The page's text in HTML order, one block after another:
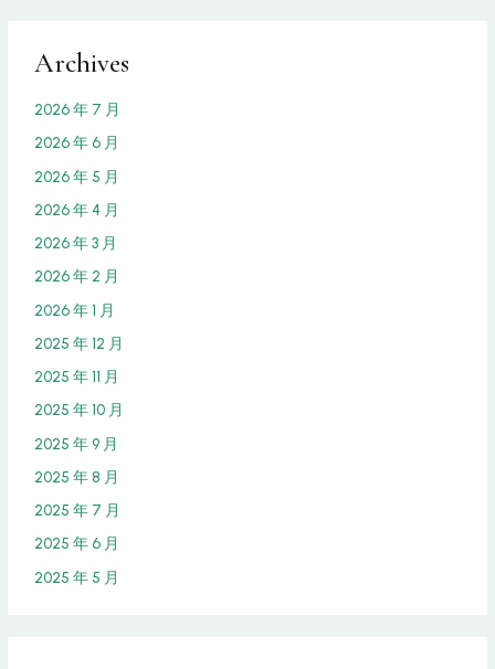
Archives
2026 年 7 月
2026 年 6 月
2026 年 5 月
2026 年 4 月
2026 年 3 月
2026 年 2 月
2026 年 1 月
2025 年 12 月
2025 年 11 月
2025 年 10 月
2025 年 9 月
2025 年 8 月
2025 年 7 月
2025 年 6 月
2025 年 5 月